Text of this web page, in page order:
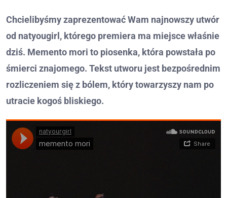
Chcielibyśmy zaprezentować Wam najnowszy utwór
od natyougirl, którego premiera ma miejsce właśnie
dziś. Memento mori to piosenka, która powstała po
śmierci znajomego. Tekst utworu jest bezpośrednim
rozliczeniem się z bólem, który towarzyszy nam po
utracie kogoś bliskiego.